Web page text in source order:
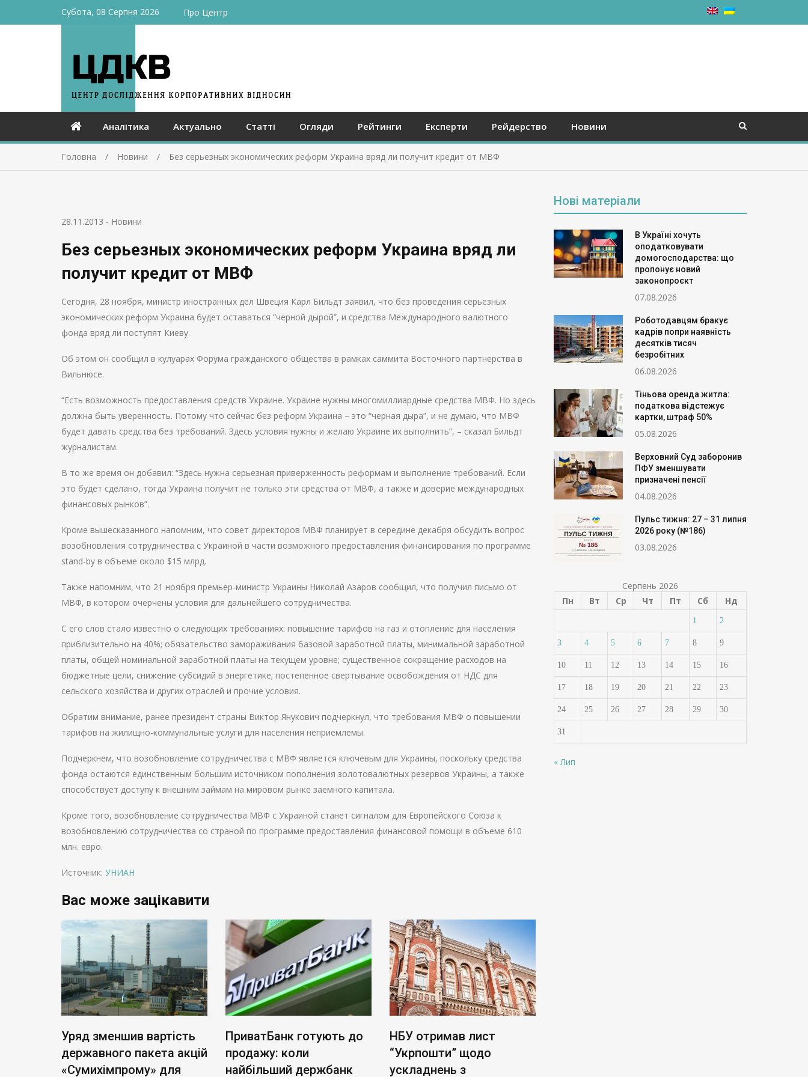
Субота, 08 Серпня 2026 Про Центр
Аналітика Актуально Статті Огляди Рейтинги Експерти Рейдерство Новини
Головна Новини Без серьезных экономических реформ Украина вряд ли получит кредит от МВФ
28.11.2013 - Новини
Без серьезных экономических реформ Украина вряд ли
получит кредит от МВФ
Сегодня, 28 ноября, министр иностранных дел Швеция Карл Бильдт заявил, что без проведения серьезных
экономических реформ Украина будет оставаться “черной дырой”, и средства Международного валютного
фонда вряд ли поступят Киеву.
Об этом он сообщил в кулуарах Форума гражданского общества в рамках саммита Восточного партнерства в
Вильнюсе.
“Есть возможность предоставления средств Украине. Украине нужны многомиллиардные средства МВФ. Но здесь
должна быть уверенность. Потому что сейчас без реформ Украина – это “черная дыра”, и не думаю, что МВФ
будет давать средства без требований. Здесь условия нужны и желаю Украине их выполнить”, – сказал Бильдт
журналистам.
В то же время он добавил: “Здесь нужна серьезная приверженность реформам и выполнение требований. Если
это будет сделано, тогда Украина получит не только эти средства от МВФ, а также и доверие международных
финансовых рынков”.
Кроме вышесказанного напомним, что совет директоров МВФ планирует в середине декабря обсудить вопрос
возобновления сотрудничества с Украиной в части возможного предоставления финансирования по программе
stand-by в объеме около $15 млрд.
Также напомним, что 21 ноября премьер-министр Украины Николай Азаров сообщил, что получил письмо от
МВФ, в котором очерчены условия для дальнейшего сотрудничества.
С его слов стало известно о следующих требованиях: повышение тарифов на газ и отопление для населения
приблизительно на 40%; обязательство замораживания базовой заработной платы, минимальной заработной
платы, общей номинальной заработной платы на текущем уровне; существенное сокращение расходов на
бюджетные цели, снижение субсидий в энергетике; постепенное свертывание освобождения от НДС для
сельского хозяйства и других отраслей и прочие условия.
Обратим внимание, ранее президент страны Виктор Янукович подчеркнул, что требования МВФ о повышении
тарифов на жилищно-коммунальные услуги для населения неприемлемы.
Подчеркнем, что возобновление сотрудничества с МВФ является ключевым для Украины, поскольку средства
фонда остаются единственным большим источником пополнения золотовалютных резервов Украины, а также
способствует доступу к внешним займам на мировом рынке заемного капитала.
Кроме того, возобновление сотрудничества МВФ с Украиной станет сигналом для Европейского Союза к
возобновлению сотрудничества со страной по программе предоставления финансовой помощи в объеме 610
млн. евро.
Источник: УНИАН
Вас може зацікавити
Уряд зменшив вартість
державного пакета акцій
«Сумихімпрому» для
ПриватБанк готують до
продажу: коли
найбільший держбанк
НБУ отримав лист
“Укрпошти” щодо
ускладнень з
Нові матеріали
В Україні хочуть
оподатковувати
домогосподарства: що
пропонує новий
законопроєкт
07.08.2026
Роботодавцям бракує
кадрів попри наявність
десятків тисяч
безробітних
06.08.2026
Тіньова оренда житла:
податкова відстежує
картки, штраф 50%
05.08.2026
Верховний Суд заборонив
ПФУ зменшувати
призначені пенсії
04.08.2026
Пульс тижня: 27 – 31 липня
2026 року (№186)
03.08.2026
Серпень 2026
Пн
Вт Ср Чт Пт Сб Нд
1 2
3 4 5 6 7 8 9
10 11 12 13 14 15 16
17 18 19 20 21 22 23
24 25 26 27 28 29 30
31
« Лип